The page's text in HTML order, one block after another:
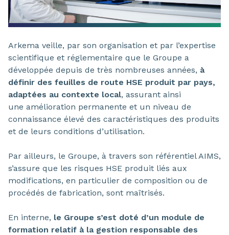
Arkema veille, par son organisation et par l’expertise
scientifique et réglementaire que le Groupe a
développée depuis de très nombreuses années, à
définir des feuilles de route HSE produit par pays,
adaptées au contexte local, assurant ainsi
une amélioration permanente et un niveau de
connaissance élevé des caractéristiques des produits
et de leurs conditions d’utilisation.
Par ailleurs, le Groupe, à travers son référentiel AIMS,
s’assure que les risques HSE produit liés aux
modifications, en particulier de composition ou de
procédés de fabrication, sont maîtrisés.
En interne, le Groupe s’est doté d’un module de
formation relatif à la gestion responsable des